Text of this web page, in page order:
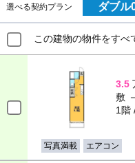
選べる契約プラン ダブル
この建物の物件をすべ
3.5
敷
1階
写真満載 エアコン